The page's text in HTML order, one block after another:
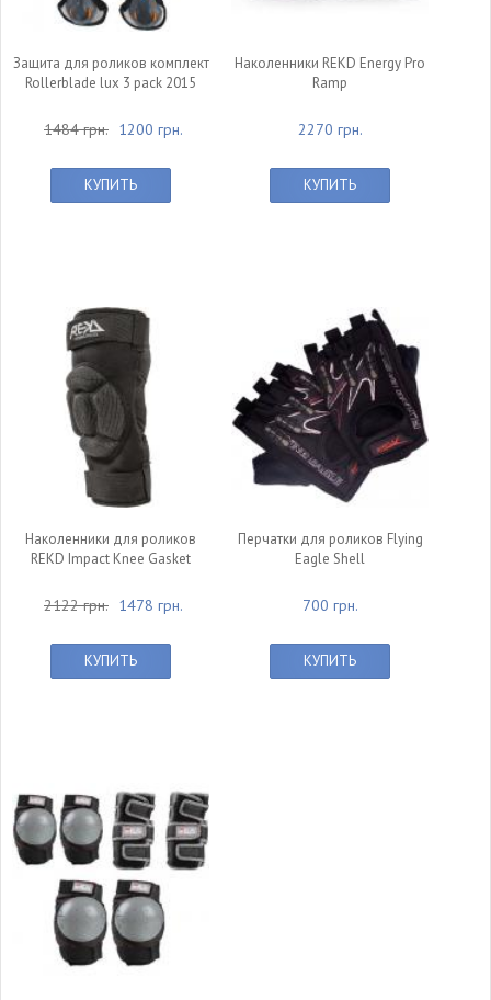
Защита для роликов комплект
Rollerblade lux 3 pack 2015
1484 грн. 1200 грн.
КУПИТЬ
Наколенники REKD Energy Pro
Ramp
2270 грн.
КУПИТЬ
Наколенники для роликов
REKD Impact Knee Gasket
2122 грн. 1478 грн.
КУПИТЬ
Перчатки для роликов Flying
Eagle Shell
700 грн.
КУПИТЬ